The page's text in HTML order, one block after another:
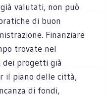
valutati, non può
di buon
Finanziare
trovate nel
dei progetti già
il piano delle città,
di fondi,